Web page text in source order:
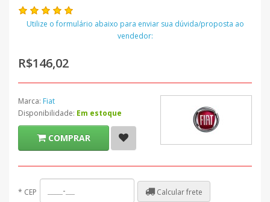
Utilize o formulário abaixo para enviar sua dúvida/proposta ao
vendedor:
R$146,02
Marca: Fiat
Disponibilidade: Em estoque
COMPRAR
* CEP Calcular frete